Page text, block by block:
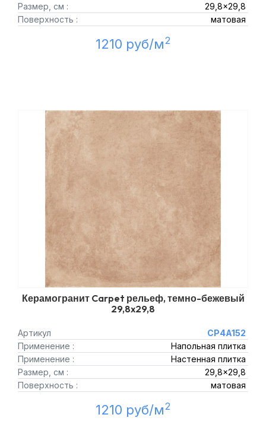
Размер, см :
29,8x29,8
Поверхность :
матовая
1210 руб/м2
Керамогранит Carpet рельеф, темно-бежевый
29,8x29,8
Артикул
CP4A152
Применение :
Напольная плитка
Применение :
Настенная плитка
Размер, см :
29,8x29,8
Поверхность :
матовая
1210 руб/м2